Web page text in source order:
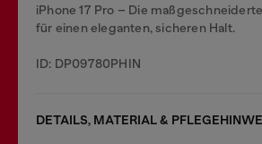
iPhone 17 Pro – Die
für einen eleganten, sicheren Halt.
ID: DP09780PHIN
DETAILS, MATERIAL &